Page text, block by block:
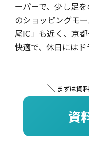
ーパーで、少し足
のショッピングモ
尾IC」も近く、京
快適で、休日にはド
まずは資
資